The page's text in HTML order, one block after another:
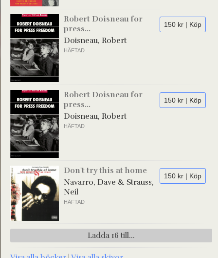
150 kr | Köp
Robert Doisneau for
press...
Doisneau, Robert
HÄFTAD
150 kr | Köp
Robert Doisneau for
press...
Doisneau, Robert
HÄFTAD
150 kr | Köp
Don't try this at home
Navarro, Dave & Strauss,
Neil
HÄFTAD
Ladda 16 till...